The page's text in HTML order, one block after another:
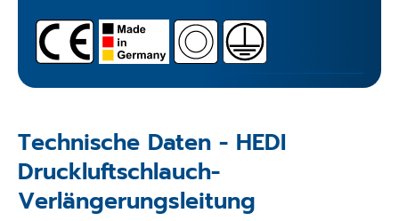
Technische Daten - HEDI
Druckluftschlauch-
Verlängerungsleitung